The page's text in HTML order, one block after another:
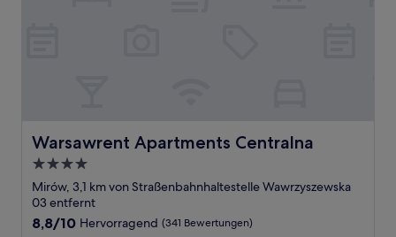
Warsawrent Apartments Centralna
Warsawrent Apartments Centralna
4.0-
Sterne-
Unterkunft
Mirów, 3,1 km von Straßenbahnhaltestelle Wawrzyszewska
03 entfernt
8.8
8,8/10 Hervorragend (341 Bewertungen)